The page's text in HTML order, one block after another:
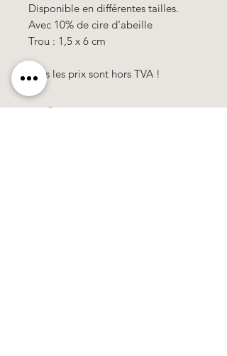
Disponible en différentes tailles.
Avec 10% de cire d'abeille
Trou : 1,5 x 6 cm
Tous les prix sont hors TVA !